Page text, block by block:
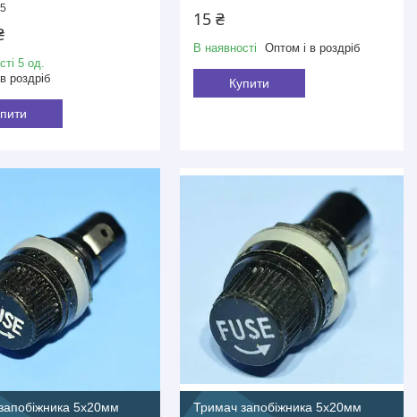
5 од.
роздріб
15 ₴
В наявності Оптом і в роздріб
Купити
5х20мм
Тримач запобіжника 5х20мм